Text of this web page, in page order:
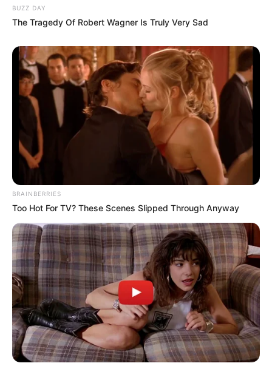
BUZZ DAY
The Tragedy Of Robert Wagner Is Truly Very Sad
BRAINBERRIES
Too Hot For TV? These Scenes Slipped Through Anyway